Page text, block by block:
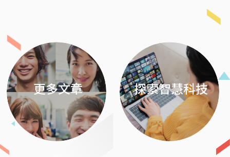
Previous
更多文章 探索智慧科技
Next